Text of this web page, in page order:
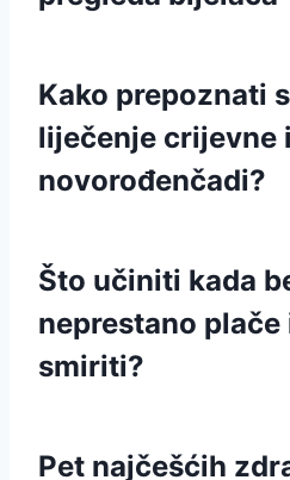
Kako prepoznati
liječenje crijevne
novorođenčadi?
Što učiniti kada
neprestano plače
smiriti?
Pet najčešćih